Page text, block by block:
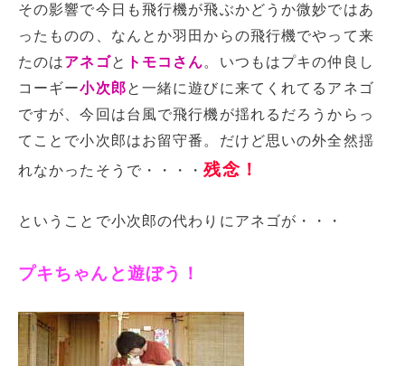
その影響で今日も飛行機が飛ぶかどうか微妙ではあ
ったものの、なんとか羽田からの飛行機でやって来
たのはアネゴと トモコさん。いつもはプキの仲良し
コーギー小次郎と一緒に遊びに来てくれてるアネゴ
ですが、今回は台風で飛行機が揺れるだろうからっ
てことで小次郎はお留守番。だけど思いの外全然揺
れなかったそうで・・・・残念！
ということで小次郎の代わりにアネゴが・・・
プキちゃんと遊ぼう！